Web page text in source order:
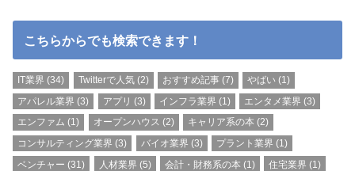
こちらからでも検索できます！
IT業界 (34) Twitterで人気(2) おすすめ記事(7) やばい (1)
アパレル業界 (3) アプリ (3) インフラ業界 (1) エンタメ業界 (3)
エンファム (1) オープンハウス (2) キャリア系の本 (2)
コンサルティング業界 (3) バイオ業界 (3) プラント業界 (1)
ベンチャー (31) 人材業界 (5) 会計・財務系の本 (1) 住宅業界 (1)